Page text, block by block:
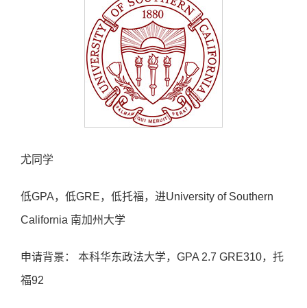
尤同学
低GPA，低GRE，低托福，进University of Southern
California 南加州大学
申请背景： 本科华东政法大学，GPA 2.7 GRE310，托
福92